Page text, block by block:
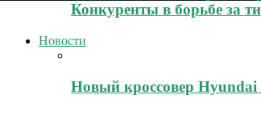
Конкуренты в борьбе за
Новости
Новый кроссовер